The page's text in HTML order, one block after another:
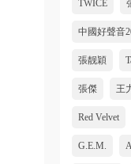
TWICE
中國好聲音
張靓穎
張傑 王
Red Velvet
G.E.M.